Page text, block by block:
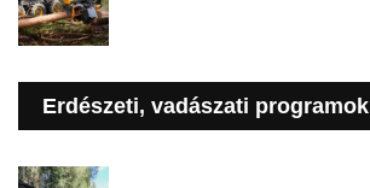
Erdészeti, vadászati programok